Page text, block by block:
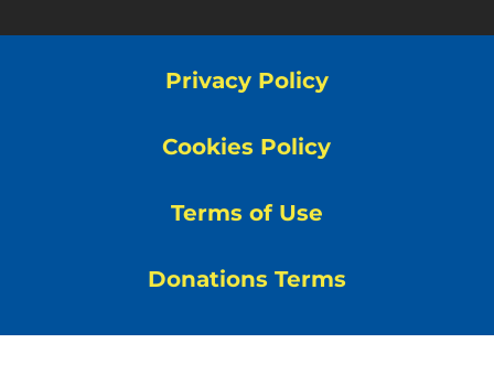
Privacy Policy
Cookies Policy
Terms of Use
Donations Terms